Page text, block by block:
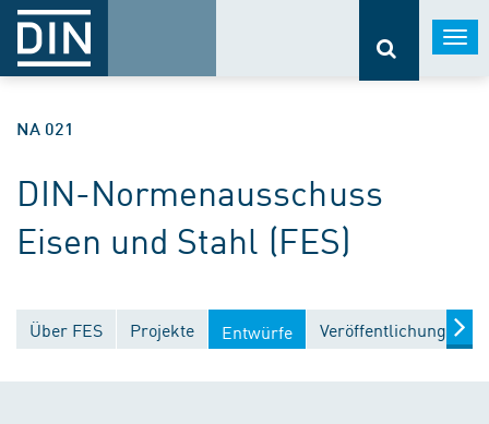
NA 021
DIN-Normenausschuss
Eisen und Stahl (FES)
Über FES Projekte Entwürfe Veröffentlichungen